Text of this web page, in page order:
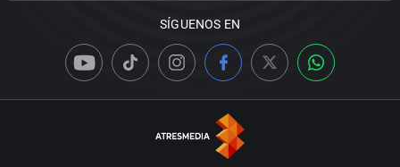
SÍGUENOS EN